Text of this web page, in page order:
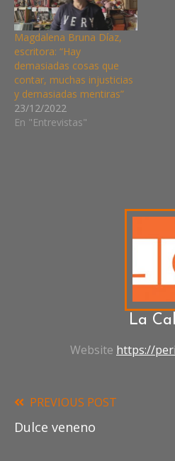
Magdalena Bruna Díaz,
escritora: “Hay
demasiadas cosas que
contar, muchas injusticias
y demasiadas mentiras”
23/12/2022
En "Entrevistas"
LA
DE
EN
DE
La
Website https://
Read
more
PREVIOUS POST
Dulce veneno